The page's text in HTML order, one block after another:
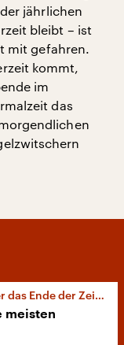
jährlichen
bleibt – ist
mit gefahren.
kommt,
im
das
der Zeitumstellung
meisten